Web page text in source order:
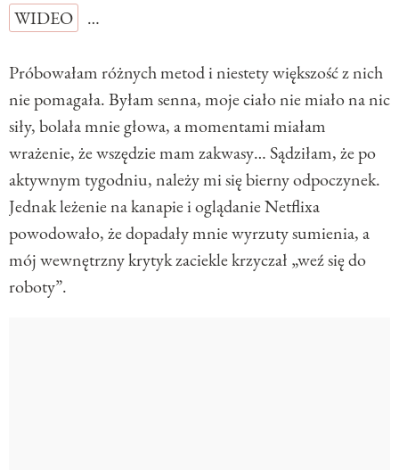
WIDEO
…
Próbowałam różnych metod i niestety większość z nich
nie pomagała. Byłam senna, moje ciało nie miało na nic
siły, bolała mnie głowa, a momentami miałam
wrażenie, że wszędzie mam zakwasy… Sądziłam, że po
aktywnym tygodniu, należy mi się bierny odpoczynek.
Jednak leżenie na kanapie i oglądanie Netflixa
powodowało, że dopadały mnie wyrzuty sumienia, a
mój wewnętrzny krytyk zaciekle krzyczał „weź się do
roboty”.